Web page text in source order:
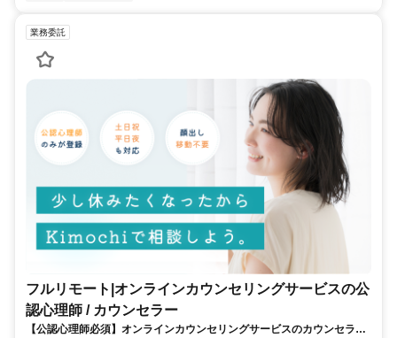
業務委託
フルリモート|オンラインカウンセリングサービスの公
認心理師 / カウンセラー
【公認心理師必須】オンラインカウンセリングサービスのカウンセラー